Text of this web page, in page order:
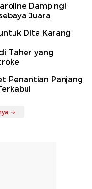
Dampingi
Juara
Dita Karang
Taher yang
Penantian Panjang